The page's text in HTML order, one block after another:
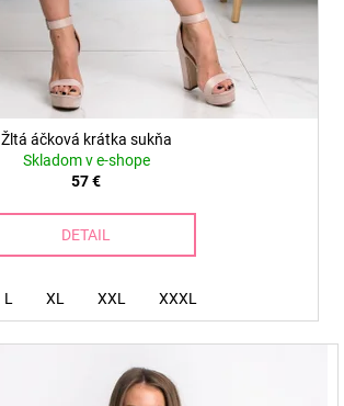
Žltá áčková krátka sukňa
Skladom v e-shope
57 €
DETAIL
L XL XXL XXXL